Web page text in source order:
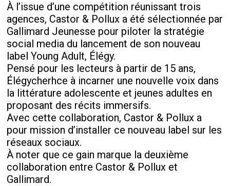
À l’issue d’une compétition réunissant trois
agences, Castor & Pollux a été sélectionnée par
Gallimard Jeunesse pour piloter la stratégie
social media du lancement de son nouveau
label Young Adult, Élégy.
Pensé pour les lecteurs à partir de 15 ans,
Élégycherhce à incarner une nouvelle voix dans
la littérature adolescente et jeunes adultes en
proposant des récits immersifs.
Avec cette collaboration, Castor & Pollux a
pour mission d’installer ce nouveau label sur les
réseaux sociaux.
À noter que ce gain marque la deuxième
collaboration entre Castor & Pollux et
Gallimard.